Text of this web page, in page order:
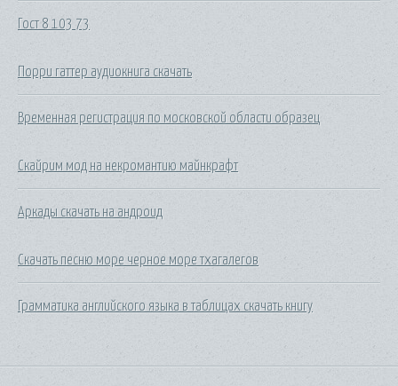
Гост 8 103 73
Порри гаттер аудиокнига скачать
Временная регистрация по московской области образец
Скайрим мод на некромантию майнкрафт
Аркады скачать на андроид
Скачать песню море черное море тхагалегов
Грамматика английского языка в таблицах скачать книгу